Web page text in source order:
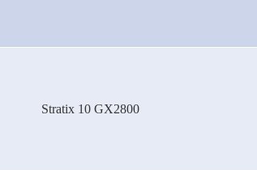
Stratix 10 GX2800